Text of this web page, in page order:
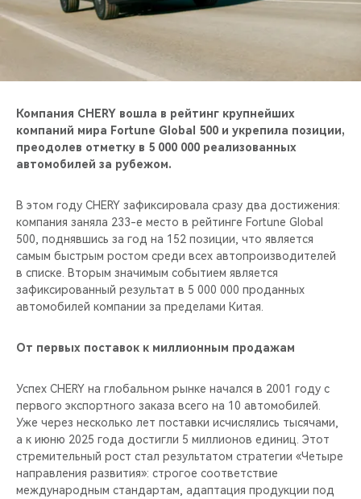
CHERY И СПОРТ
НАШИ МЕРОПРИЯТИЯ
ВИДЕООБЗОРЫ
CHERY ДЛЯ ДЕТЕЙ
Компания CHERY вошла в рейтинг крупнейших
компаний мира Fortune Global 500 и укрепила позиции,
преодолев отметку в 5 000 000 реализованных
автомобилей за рубежом.
В этом году CHERY зафиксировала сразу два достижения:
компания заняла 233-е место в рейтинге Fortune Global
500, поднявшись за год на 152 позиции, что является
самым быстрым ростом среди всех автопроизводителей
в списке. Вторым значимым событием является
зафиксированный результат в 5 000 000 проданных
автомобилей компании за пределами Китая.
От первых поставок к миллионным продажам
Успех CHERY на глобальном рынке начался в 2001 году с
первого экспортного заказа всего на 10 автомобилей.
Уже через несколько лет поставки исчислялись тысячами,
а к июню 2025 года достигли 5 миллионов единиц. Этот
стремительный рост стал результатом стратегии «Четыре
направления развития»: строгое соответствие
международным стандартам, адаптация продукции под